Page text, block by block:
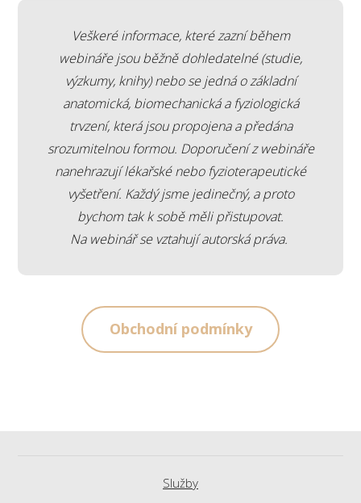
Veškeré informace, které zazní během
webináře jsou běžně dohledatelné (studie,
výzkumy, knihy) nebo se jedná o základní
anatomická, biomechanická a fyziologická
trvzení, která jsou propojena a předána
srozumitelnou formou. Doporučení z webináře
nanehrazují lékařské nebo fyzioterapeutické
vyšetření. Každý jsme jedinečný, a proto
bychom tak k sobě měli přistupovat.
Na webinář se vztahují autorská práva.
Obchodní podmínky
Služby